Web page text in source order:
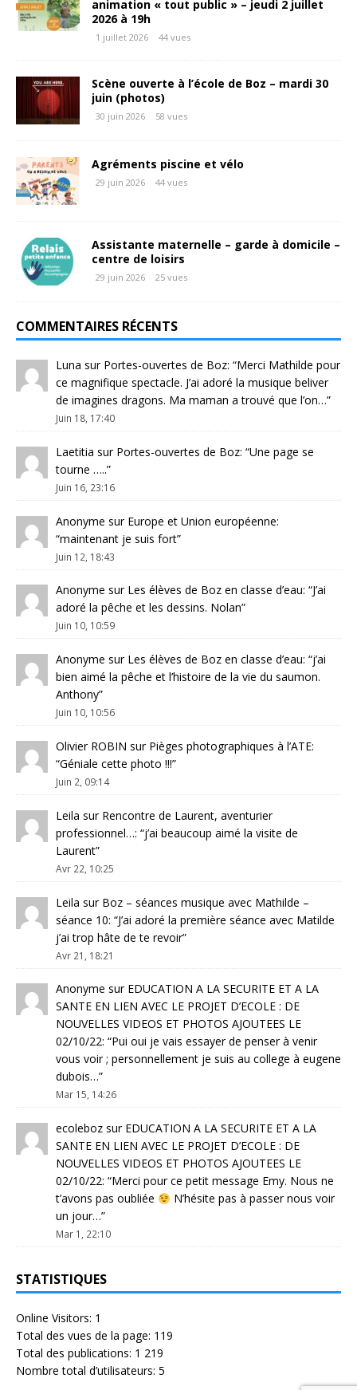
animation « tout public » – jeudi 2 juillet
2026 à 19h
1 juillet 2026 44 vues
Scène ouverte à l’école de Boz – mardi 30
juin (photos)
30 juin 2026 58 vues
Agréments piscine et vélo
29 juin 2026 44 vues
Assistante maternelle – garde à domicile –
centre de loisirs
29 juin 2026 25 vues
COMMENTAIRES RÉCENTS
Luna sur Portes-ouvertes de Boz: “Merci Mathilde pour
ce magnifique spectacle. J’ai adoré la musique beliver
de imagines dragons. Ma maman a trouvé que l’on…”
Juin 18, 17:40
Laetitia sur Portes-ouvertes de Boz: “Une page se
tourne …..”
Juin 16, 23:16
Anonyme sur Europe et Union européenne:
“maintenant je suis fort”
Juin 12, 18:43
Anonyme sur Les élèves de Boz en classe d’eau: “J’ai
adoré la pêche et les dessins. Nolan”
Juin 10, 10:59
Anonyme sur Les élèves de Boz en classe d’eau: “j’ai
bien aimé la pêche et l’histoire de la vie du saumon.
Anthony”
Juin 10, 10:56
Olivier ROBIN sur Pièges photographiques à l’ATE:
“Géniale cette photo !!!”
Juin 2, 09:14
Leila sur Rencontre de Laurent, aventurier
professionnel…: “j’ai beaucoup aimé la visite de
Laurent”
Avr 22, 10:25
Leila sur Boz – séances musique avec Mathilde –
séance 10: “J’ai adoré la première séance avec Matilde
j’ai trop hâte de te revoir”
Avr 21, 18:21
Anonyme sur EDUCATION A LA SECURITE ET A LA
SANTE EN LIEN AVEC LE PROJET D’ECOLE : DE
NOUVELLES VIDEOS ET PHOTOS AJOUTEES LE
02/10/22: “Pui oui je vais essayer de penser à venir
vous voir ; personnellement je suis au college à eugene
dubois…”
Mar 15, 14:26
ecoleboz sur EDUCATION A LA SECURITE ET A LA
SANTE EN LIEN AVEC LE PROJET D’ECOLE : DE
NOUVELLES VIDEOS ET PHOTOS AJOUTEES LE
02/10/22: “Merci pour ce petit message Emy. Nous ne
t’avons pas oubliée
N’hésite pas à passer nous voir
un jour…”
Mar 1, 22:10
STATISTIQUES
Online Visitors: 1
Total des vues de la page: 119
Total des publications: 1 219
Nombre total d’utilisateurs: 5